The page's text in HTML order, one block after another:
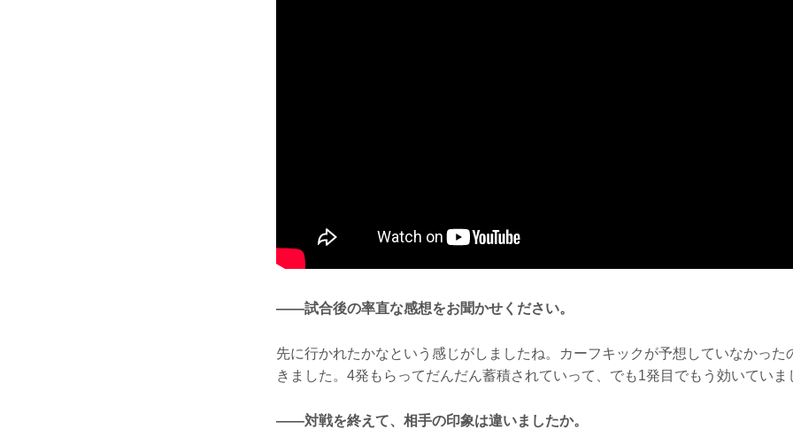
——試合後の率直な感想をお聞かせください。
先に行かれたかなという感じがしましたね。カーフキックが予想していなかった
きました。4発もらってだんだん蓄積されていって、でも1発目でもう効いていま
——対戦を終えて、相手の印象は違いましたか。